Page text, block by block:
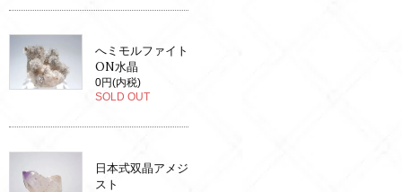
へミモルファイト
ON水晶
0円(内税)
SOLD OUT
日本式双晶アメジ
スト